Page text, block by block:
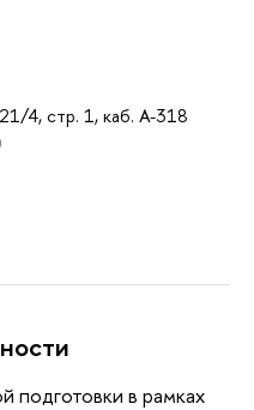
4, стр. 1, каб. А-318
подготовки в рамках